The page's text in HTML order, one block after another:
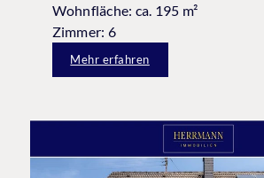
Wohnfläche: ca. 195 m²
Zimmer: 6
Mehr erfahren